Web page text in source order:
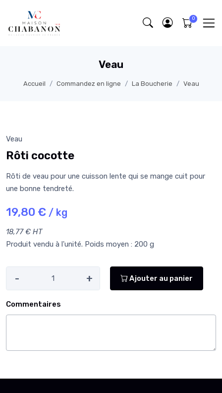
Veau
Accueil Commandez en ligne La Boucherie Veau
Veau
Rôti cocotte
Rôti de veau pour une cuisson lente qui se mange cuit pour
une bonne tendreté.
19,80 € / kg
18,77 € HT
Produit vendu à l'unité. Poids moyen : 200 g
- + Ajouter au panier
Commentaires